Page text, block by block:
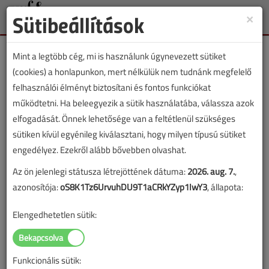
Toggle
Lapszám:
TARTALOM
Szakmatörténet
A kisnyomású gőzfűtés
elemei I.
2020/7-8. lapszám
×
Sütibeállítások
Mint a legtöbb cég, mi is használunk úgynevezett sütiket
(cookies) a honlapunkon, mert nélkülük nem tudnánk megfelelő
felhasználói élményt biztosítani és fontos funkciókat
működtetni. Ha beleegyezik a sütik használatába, válassza azok
elfogadását. Önnek lehetősége van a feltétlenül szükséges
sütiken kívül egyénileg kiválasztani, hogy milyen típusú sütiket
engedélyez. Ezekről alább bővebben olvashat.
Az ön jelenlegi státusza létrejöttének dátuma:2026. aug. 7.,
azonosítója:oS8K1Tz6UrvuhDU9T1aCRkYZyp1IwY3, állapota:
Elengedhetetlen sütik:
Funkcionális sütik: